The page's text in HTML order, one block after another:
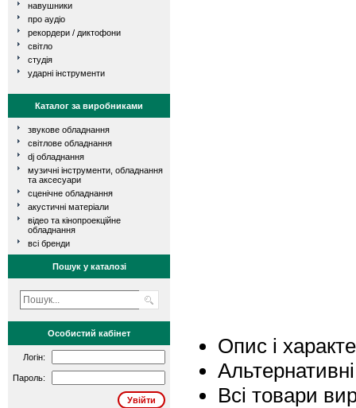
навушники
про аудіо
рекордери / диктофони
світло
студія
ударні інструменти
Каталог за виробниками
звукове обладнання
світлове обладнання
dj обладнання
музичні інструменти, обладнання
та аксесуари
сценічне обладнання
акустичні матеріали
відео та кінопроекційне
обладнання
всі бренди
Пошук у каталозі
Особистий кабінет
Логін:
Пароль:
Опис і
Всі товари